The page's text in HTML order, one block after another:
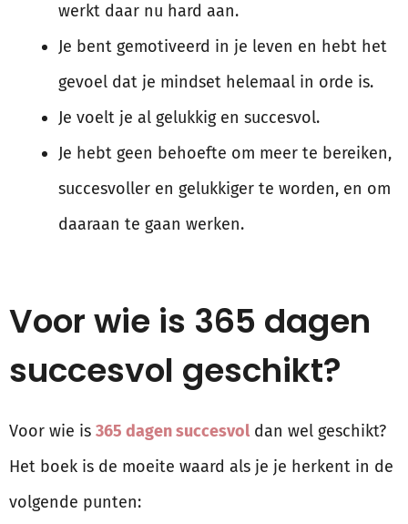
werkt daar nu hard aan.
Je bent gemotiveerd in je leven en hebt het
gevoel dat je mindset helemaal in orde is.
Je voelt je al gelukkig en succesvol.
Je hebt geen behoefte om meer te bereiken,
succesvoller en gelukkiger te worden, en om
daaraan te gaan werken.
Voor wie is 365 dagen
succesvol geschikt?
Voor wie is 365 dagen succesvoldan wel geschikt?
Het boek is de moeite waard als je je herkent in de
volgende punten: